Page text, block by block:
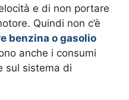
e di non portare
Quindi non c’è
benzina o gasolio
anche i consumi
sul sistema di